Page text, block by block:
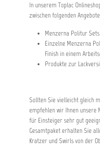
In unserem Toplac
zwischen folgenden
Menzerna Politur Sets
Einzelne Menzerna
Finish in einem
Produkte zur
Sollten Sie vielleicht gleich
empfehlen wir Ihnen unsere
für Einsteiger sehr gut
Gesamtpaket erhalten Sie
Kratzer und Swirls von der